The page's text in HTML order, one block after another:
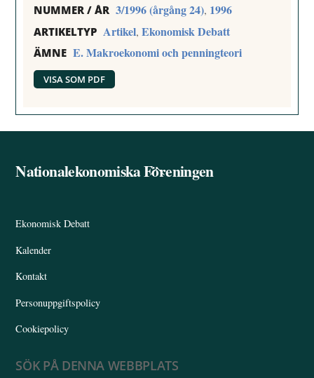
NUMMER / ÅR 3/1996 (årgång 24), 1996
ARTIKELTYP Artikel,Ekonomisk Debatt
ÄMNE E. Makroekonomi och penningteori
VISA SOM PDF
Back
Nationalekonomiska Föreningen
Ekonomisk Debatt
Kalender
Kontakt
Personuppgiftspolicy
Cookiepolicy
SÖK PÅ DENNA WEBBPLATS